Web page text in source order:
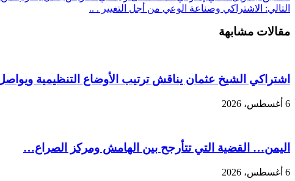
التالي: الاشتراكي وصناعة الوعي من أجل التغيير . ..
مقالات مشابهة
اشتراكي الشيخ عثمان يناقش ترتيب الأوضاع التنظيمية
6 أغسطس، 2026
اليمن… القضية التي تتأرجح بين الهامش ومركز الصراع…
6 أغسطس، 2026